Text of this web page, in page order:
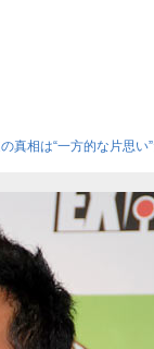
真相は“一方的な片思い